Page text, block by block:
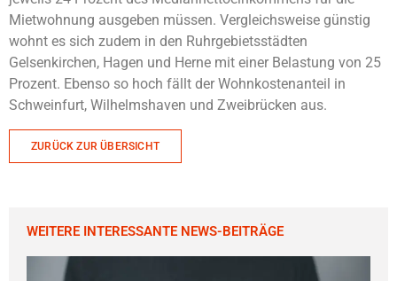
Mietwohnung ausgeben müssen. Vergleichsweise günstig
wohnt es sich zudem in den Ruhrgebietsstädten
Gelsenkirchen, Hagen und Herne mit einer Belastung von 25
Prozent. Ebenso so hoch fällt der Wohnkostenanteil in
Schweinfurt, Wilhelmshaven und Zweibrücken aus.
ZURÜCK ZUR ÜBERSICHT
WEITERE INTERESSANTE NEWS-BEITRÄGE